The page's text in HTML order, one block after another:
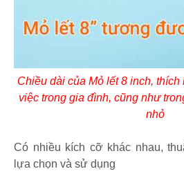
Chiều dài của Mỏ lết 8 inch,
việc trong gia đình, cũng như
nhỏ
Có nhiều kích cỡ khác nhau,
lựa chọn và sử dụng